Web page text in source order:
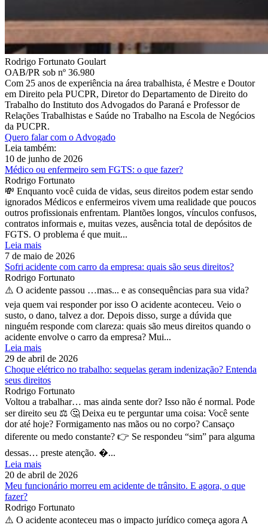
Rodrigo Fortunato Goulart
OAB/PR sob nº 36.980
Com 25 anos de experiência na área trabalhista, é Mestre e Doutor
em Direito pela PUCPR, Diretor do Departamento de Direito do
Trabalho do Instituto dos Advogados do Paraná e Professor de
Relações Trabalhistas e Saúde no Trabalho na Escola de Negócios
da PUCPR.
Quero falar com o Advogado
Leia também:
10 de junho de 2026
Médico ou enfermeiro sem FGTS: o que fazer?
Rodrigo Fortunato
💸 Enquanto você cuida de vidas, seus direitos podem estar sendo
ignorados Médicos e enfermeiros vivem uma realidade que poucos
outros profissionais enfrentam. Plantões longos, vínculos confusos,
contratos informais e, muitas vezes, ausência total de depósitos de
FGTS. O problema é que muit...
Leia mais
7 de maio de 2026
Sofri acidente com carro da empresa: quais são seus direitos?
Rodrigo Fortunato
⚠️ O acidente passou …mas... e as consequências para sua vida?
veja quem vai responder por isso O acidente aconteceu. Veio o
susto, o dano, talvez a dor. Depois disso, surge a dúvida que
ninguém responde com clareza: quais são meus direitos quando o
acidente envolve o carro da empresa? Mui...
Leia mais
29 de abril de 2026
Choque elétrico no trabalho: sequelas geram indenização? Entenda
seus direitos
Rodrigo Fortunato
Voltou a trabalhar… mas ainda sente dor? Isso não é normal. Pode
ser direito seu ⚖️ 🤔 Deixa eu te perguntar uma coisa: Você sente
dor até hoje? Formigamento nas mãos ou no corpo? Cansaço
diferente ou medo constante? 👉 Se respondeu “sim” para alguma
dessas… preste atenção. �...
Leia mais
20 de abril de 2026
Meu funcionário morreu em acidente de trânsito. E agora, o que
fazer?
Rodrigo Fortunato
⚠️ O acidente aconteceu mas o impacto jurídico começa agora A